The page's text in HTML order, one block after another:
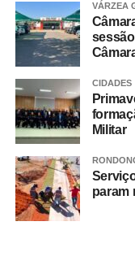
que criou a Câmara
Conflitos, a
negociação
O ex-governador
identificou
suspeitas
valores pagos no
em uma
posteriormente
pela Polícia Federal.
VÁRZEA
CIDADES
Militar
param